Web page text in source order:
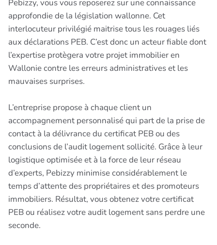
Pebizzy, vous vous reposerez sur une connaissance
approfondie de la législation wallonne. Cet
interlocuteur privilégié maitrise tous les rouages liés
aux déclarations PEB. C’est donc un acteur fiable dont
l’expertise protègera votre projet immobilier en
Wallonie contre les erreurs administratives et les
mauvaises surprises.
L’entreprise propose à chaque client un
accompagnement personnalisé qui part de la prise de
contact à la délivrance du certificat PEB ou des
conclusions de l’audit logement sollicité. Grâce à leur
logistique optimisée et à la force de leur réseau
d’experts, Pebizzy minimise considérablement le
temps d’attente des propriétaires et des promoteurs
immobiliers. Résultat, vous obtenez votre certificat
PEB ou réalisez votre audit logement sans perdre une
seconde.